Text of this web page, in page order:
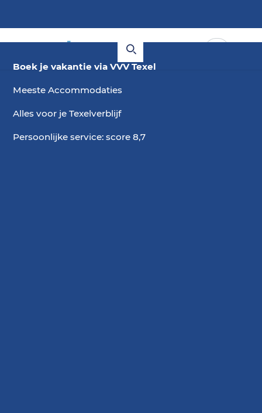
Boek je vakantie via VVV Texel
Meeste Accommodaties
Alles voor je Texelverblijf
Persoonlijke service: score 8,7